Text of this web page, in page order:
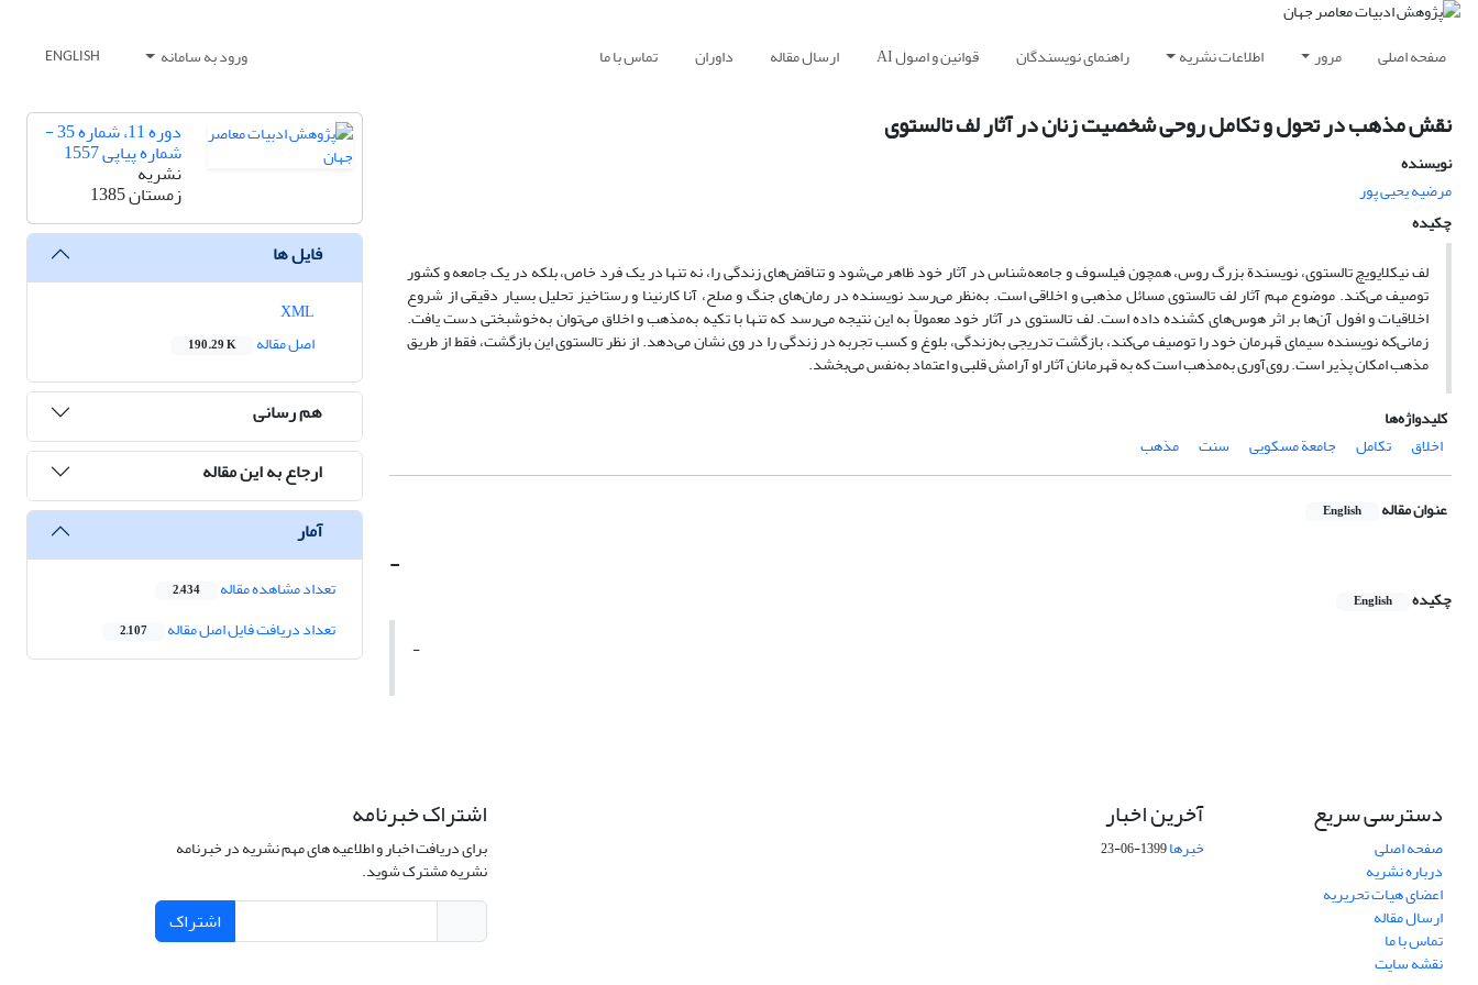
صفحه اصلی مرور اطلاعات نشریه راهنمای نویسندگان قوانین و اصول AI ارسال مقاله داوران تماس با ما ورود به سامانه ENGLISH
نقش مذهب در تحول و تکامل روحی شخصیت زنان در آثار لف تالستوی
نویسنده
مرضیه یحیی پور
چکیده
لف نیکلایویچ تالستوی، نویسندة بزرگ روس، همچون فیلسوف و جامعه‌شناس در آثار خود ظاهر می‌شود و تناقض‌های زندگی را، نه تنها در یک فرد خاص، بلکه در یک جامعه و کشور
توصیف می‌کند. موضوع مهم آثار لف تالستوی مسائل مذهبی و اخلاقی است. به‌نظر می‌رسد نویسنده در رمان‌های جنگ و صلح، آنا کارنینا و رستاخیز تحلیل بسیار دقیقی از شروع
اخلاقیات و افول آن‌ها بر اثر هوس‌های کشنده داده است. لف تالستوی در آثار خود معمولاً به این نتیجه می‌رسد که تنها با تکیه به‌مذهب و اخلاق می‌توان به‌خوشبختی دست یافت.
زمانی‌که نویسنده سیمای قهرمان خود را توصیف می‌کند، بازگشت تدریجی به‌زندگی، بلوغ و کسب تجربه در زندگی را در وی نشان می‌دهد. از نظر تالستوی این بازگشت، فقط از طریق
مذهب امکان پذیر است. روی‌آوری به‌مذهب است که به قهرمانان آثار او آرامش قلبی و اعتماد به‌نفس می‌بخشد.
کلیدواژه‌ها
اخلاق
تکامل جامعة مسکویی سنت مذهب
عنوان مقاله English
-
چکیده English
-
دوره 11، شماره 35 -
شماره پیاپی 1557
نشریه
زمستان 1385
فایل ها
اصل مقاله
190.29 K
هم رسانی
ارجاع به این مقاله
آمار
تعداد مشاهده مقاله 2,434
تعداد دریافت فایل اصل مقاله 2,107
دسترسی سریع
صفحه اصلی
درباره نشریه
اعضای هیات تحریریه
ارسال مقاله
تماس با ما
نقشه سایت
آخرین اخبار
خبرها1399-06-23
اشتراک خبرنامه
برای دریافت اخبار و اطلاعیه های مهم نشریه در خبرنامه
نشریه مشترک شوید.
اشتراک